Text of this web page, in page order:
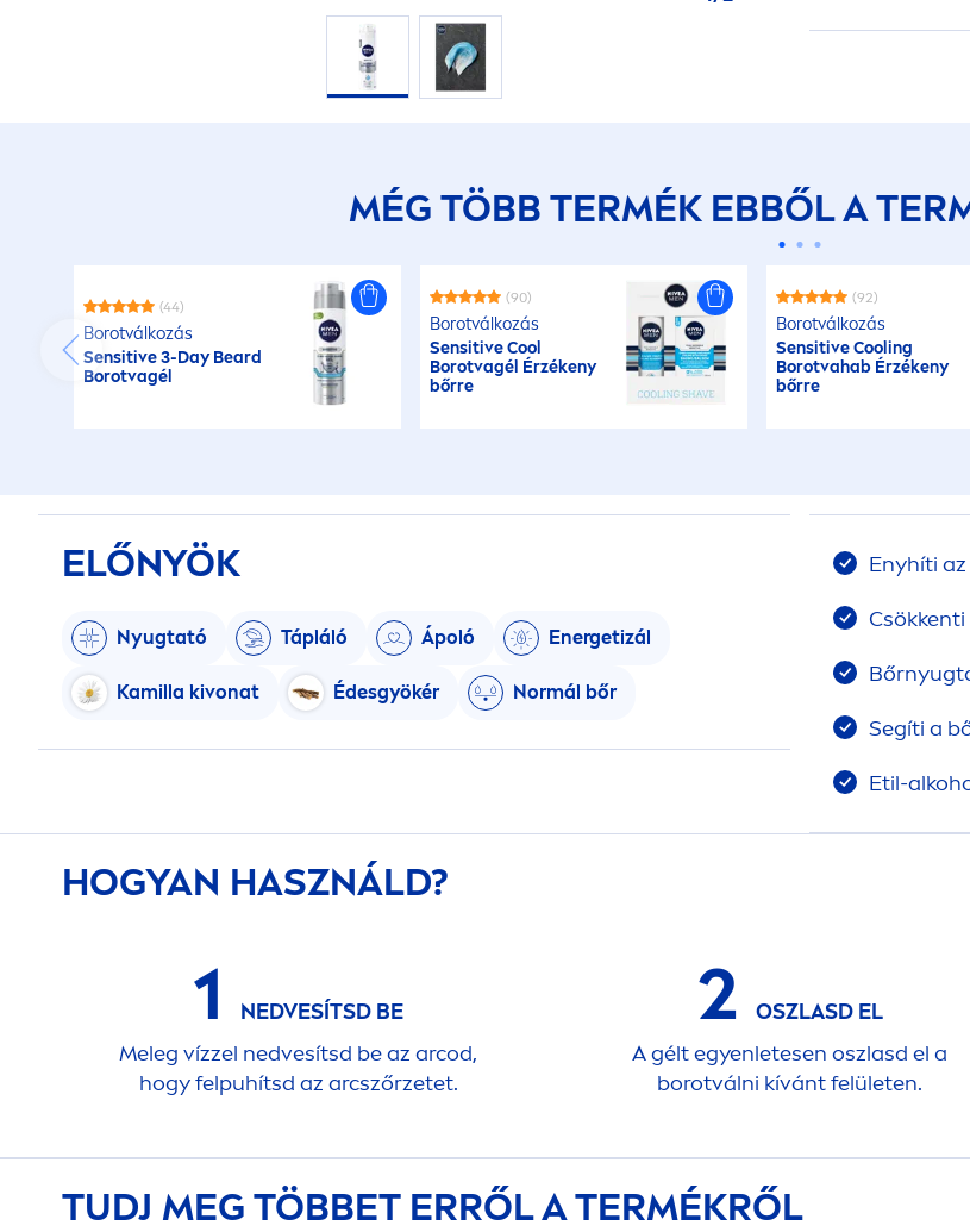
MÉG TÖBB TERMÉK EBBŐL A
(44)
Borotválkozás
Sensitive3-Day Beard
Borotvagél
(90)
Borotválkozás
SensitiveCool
Borotvagél Érzékeny
bőrre
(92)
Borotválkozás
SensitiveCooling
Borotvahab Érzékeny
bőrre
ELŐNYÖK
Nyugtató Tápláló Ápoló Energetizál
Kamilla kivonat Édesgyökér Normál bőr
Enyhíti
Segíti a
Etil-
HOGYAN HASZNÁLD?
1
NEDVESÍTSD BE
Meleg vízzel nedvesítsd be az arcod,
hogy felpuhítsd az arcszőrzetet.
2
OSZLASD EL
A gélt egyenletesen oszlasd el a
borotválni kívánt felületen.
TUDJ MEG TÖBBET ERRŐL A TERMÉKRŐL